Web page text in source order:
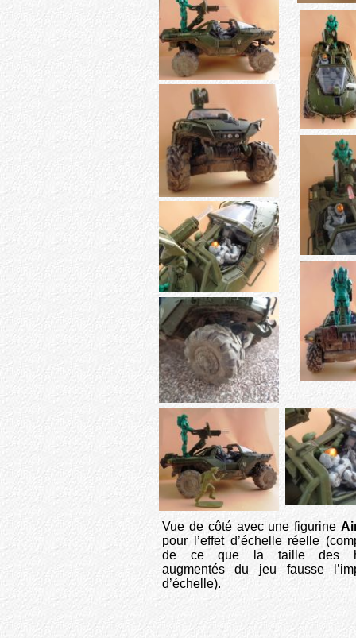
Vue de côté avec une figurine
pour l’effet d’échelle réelle
de ce que la taille des
augmentés du jeu fausse
d’échelle).